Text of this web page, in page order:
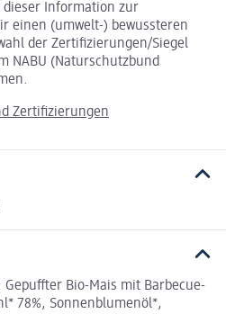
dieser Information zur
einen (umwelt-) bewussteren
der Zertifizierungen/Siegel
NABU (Naturschutzbund
Zertifizierungen
Bio-Mais mit Barbecue-
78%, Sonnenblumenöl*,